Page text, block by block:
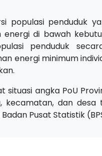
populasi penduduk
energi di bawah
penduduk
energi minimum
situasi angka PoU
dan desa
Pusat Statistik